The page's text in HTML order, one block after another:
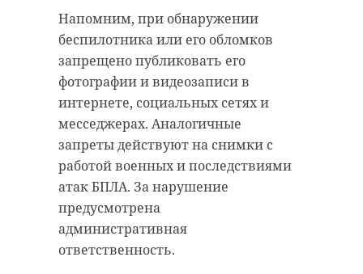
Напомним, при обнаружении
беспилотника или его обломков
запрещено публиковать его
фотографии и видеозаписи в
интернете, социальных сетях и
месседжерах. Аналогичные
запреты действуют на снимки с
работой военных и последствиями
атак БПЛА. За нарушение
предусмотрена
административная
ответственность.